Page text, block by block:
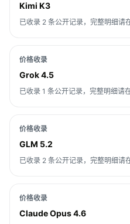
Kimi K3
已收录 2 条公开记录，完整明细请
价格收录
Grok 4.5
已收录 1 条公开记录，完整明细请
价格收录
GLM 5.2
已收录 2 条公开记录，完整明细请
价格收录
Claude Opus 4.6